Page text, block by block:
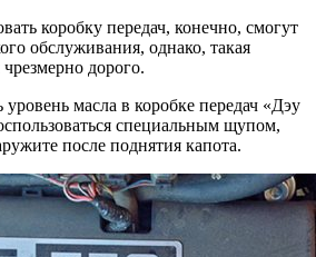
коробку передач, конечно, смогут
обслуживания, однако, такая
дорого.
масла в коробке передач «Дэу
специальным щупом,
после поднятия капота.